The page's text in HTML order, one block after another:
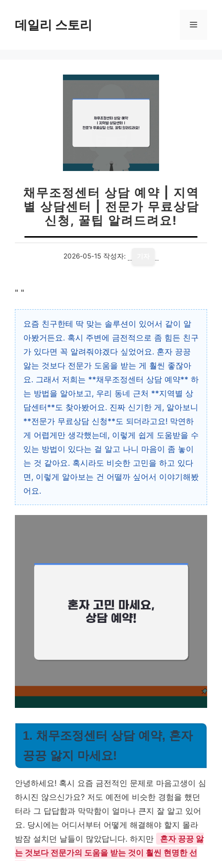
데일리 스토리 메
채무조정센터 상담 예약 | 지역
별 상담센터 | 전문가 무료상담
신청, 꿀팁 알려드려요!
2026-05-15 작성자:
" "
요즘 친구한테 딱 맞는 솔루션이 있어서 같이 알
아봤거든요. 혹시 주변에 금전적으로 좀 힘든 친구
가 있다면 꼭 알려줘야겠다 싶었어요. 혼자 끙끙
앓는 것보다 전문가 도움을 받는 게 훨씬 좋잖아
요. 그래서 저희는 **채무조정센터 상담 예약** 하
는 방법을 알아보고, 우리 동네 근처 **지역별 상
담센터**도 찾아봤어요. 진짜 신기한 게, 알아보니
**전문가 무료상담 신청**도 되더라고요! 막연하
게 어렵게만 생각했는데, 이렇게 쉽게 도움받을 수
있는 방법이 있다는 걸 알고 나니 마음이 좀 놓이
는 것 같아요. 혹시라도 비슷한 고민을 하고 있다
면, 이렇게 알아보는 건 어떨까 싶어서 이야기해봤
어요.
1. 채무조정센터 상담 예약, 혼자
끙끙 앓지 마세요!
안녕하세요! 혹시 요즘 금전적인 문제로 마음고생이 심
하시진 않으신가요? 저도 예전에 비슷한 경험을 했던
터라 그 답답함과 막막함이 얼마나 큰지 잘 알고 있어
요. 당시에는 어디서부터 어떻게 해결해야 할지 몰라
밤잠 설치던 날들이 많았답니다. 하지만
혼자 끙끙 앓
는 것보다 전문가의 도움을 받는 것이 훨씬 현명한 선